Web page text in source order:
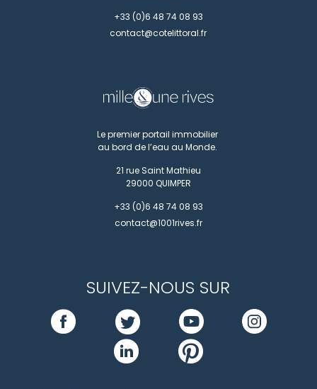
+33 (0)6 48 74 08 93
contact@cotelittoral.fr
Le premier portail immobilier
au bord de l’eau au Monde.
21 rue Saint Mathieu
29000 QUIMPER
+33 (0)6 48 74 08 93
contact@1001rives.fr
SUIVEZ-NOUS SUR